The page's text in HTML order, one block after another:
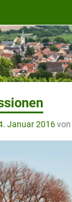
Januar 2016von